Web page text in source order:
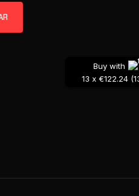
Buy with
13 x €122.24